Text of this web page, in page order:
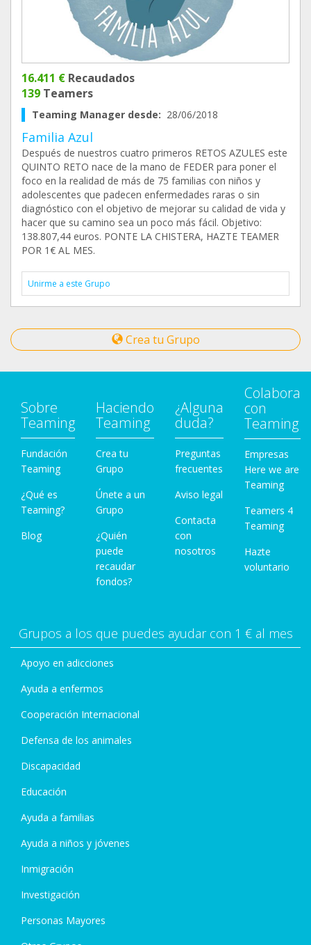
16.411 € Recaudados
139 Teamers
Teaming Manager desde: 28/06/2018
Familia Azul
Después de nuestros cuatro primeros RETOS AZULES este
QUINTO RETO nace de la mano de FEDER para poner el
foco en la realidad de más de 75 familias con niños y
adolescentes que padecen enfermedades raras o sin
diagnóstico con el objetivo de mejorar su calidad de vida y
hacer que su camino sea un poco más fácil. Objetivo:
138.807,44 euros. PONTE LA CHISTERA, HAZTE TEAMER
POR 1€ AL MES.
Unirme a este Grupo
Crea tu Grupo
Sobre
Teaming
Fundación
Teaming
¿Qué es
Teaming?
Blog
Haciendo
Teaming
Crea tu
Grupo
Únete a un
Grupo
¿Quién
puede
recaudar
fondos?
¿Alguna
duda?
Preguntas
frecuentes
Aviso legal
Contacta
con
nosotros
Colabora
con
Teaming
Empresas
Here we are
Teaming
Teamers 4
Teaming
Hazte
voluntario
Grupos a los que puedes ayudar con 1 € al mes
Apoyo en adicciones
Ayuda a enfermos
Cooperación Internacional
Defensa de los animales
Discapacidad
Educación
Ayuda a familias
Ayuda a niños y jóvenes
Inmigración
Investigación
Personas Mayores